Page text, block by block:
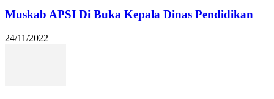
Muskab APSI Di Buka Kepala Dinas Pendidikan
24/11/2022